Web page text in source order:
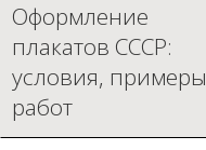
Оформление
плакатов СССР:
условия, примеры
работ